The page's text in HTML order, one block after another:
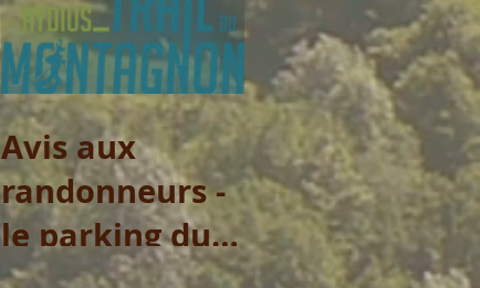
municipaux
Avis aux
randonneurs -
le parking du
Col de Lasserre